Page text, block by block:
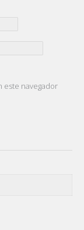
este navegador